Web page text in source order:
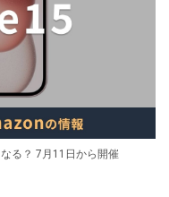
る？ 7月11日から開催